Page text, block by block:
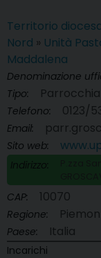
Territorio
Nord » Unità
Maddalena
Denominazione
Tipo: Parrocchia
Telefono: 0123/
Email:
Sito web:
Indirizzo:
CAP: 10070
Regione:
Paese: Italia
Incarichi